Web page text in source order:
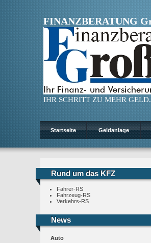
FINANZBERATUNG
IHR SCHRITT ZU MEHR
Startseite Geldanlage
Rund um das KFZ
Rund um das KFZ
Fahrer-RS
Fahrzeug-RS
Verkehrs-RS
News
News
Auto